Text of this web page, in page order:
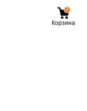
0
Корзина